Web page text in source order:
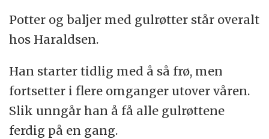
Potter og baljer med gulrøtter står overalt
hos Haraldsen.
Han starter tidlig med å så frø, men
fortsetter i flere omganger utover våren.
Slik unngår han å få alle gulrøttene
ferdig på en gang.